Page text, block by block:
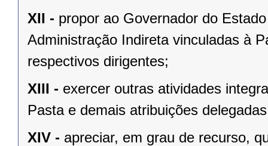
XII - propor ao Governador do
Administração Indireta vinculadas à
respectivos dirigentes;
XIII - exercer outras atividades
Pasta e demais atribuições
XIV - apreciar, em grau de recurso,